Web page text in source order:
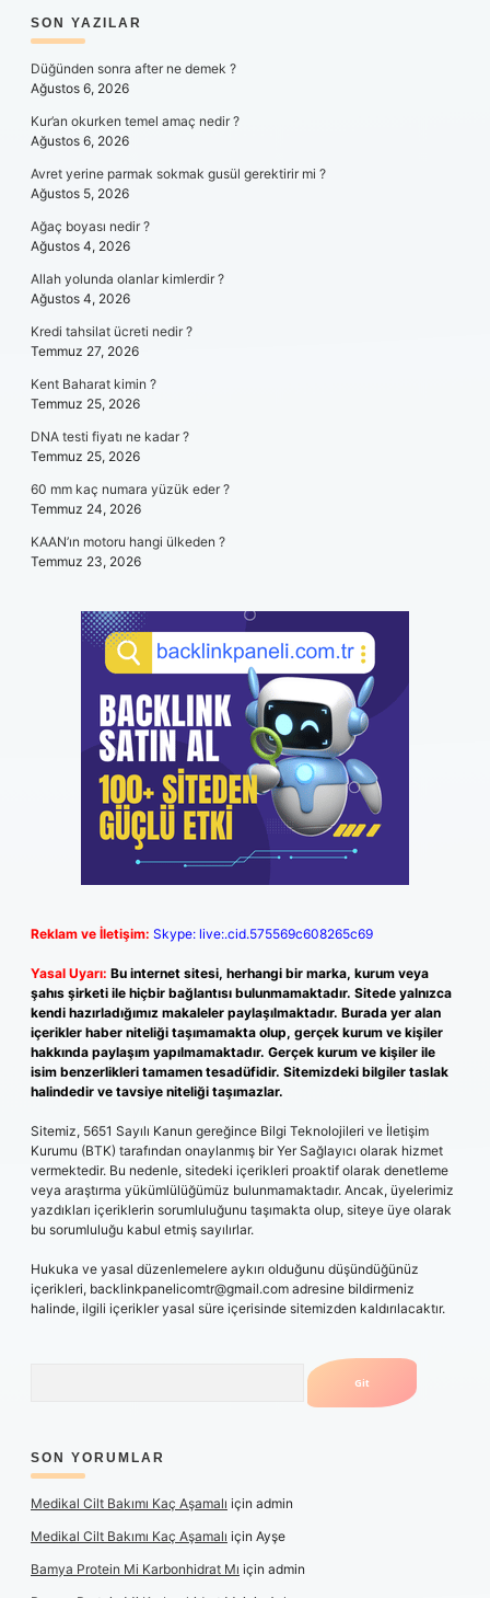
SIDEBAR
SON YAZILAR
Düğünden sonra after ne demek ?
Ağustos 6, 2026
Kur’an okurken temel amaç nedir ?
Ağustos 6, 2026
Avret yerine parmak sokmak gusül gerektirir mi ?
Ağustos 5, 2026
Ağaç boyası nedir ?
Ağustos 4, 2026
Allah yolunda olanlar kimlerdir ?
Ağustos 4, 2026
Kredi tahsilat ücreti nedir ?
Temmuz 27, 2026
Kent Baharat kimin ?
Temmuz 25, 2026
DNA testi fiyatı ne kadar ?
Temmuz 25, 2026
60 mm kaç numara yüzük eder ?
Temmuz 24, 2026
KAAN’ın motoru hangi ülkeden ?
Temmuz 23, 2026
Reklam ve İletişim: Skype: live:.cid.575569c608265c69
Yasal Uyarı: Bu internet sitesi, herhangi bir marka, kurum veya
şahıs şirketi ile hiçbir bağlantısı bulunmamaktadır. Sitede yalnızca
kendi hazırladığımız makaleler paylaşılmaktadır. Burada yer alan
içerikler haber niteliği taşımamakta olup, gerçek kurum ve kişiler
hakkında paylaşım yapılmamaktadır. Gerçek kurum ve kişiler ile
isim benzerlikleri tamamen tesadüfidir. Sitemizdeki bilgiler taslak
halindedir ve tavsiye niteliği taşımazlar.
Sitemiz, 5651 Sayılı Kanun gereğince Bilgi Teknolojileri ve İletişim
Kurumu (BTK) tarafından onaylanmış bir Yer Sağlayıcı olarak hizmet
vermektedir. Bu nedenle, sitedeki içerikleri proaktif olarak denetleme
veya araştırma yükümlülüğümüz bulunmamaktadır. Ancak, üyelerimiz
yazdıkları içeriklerin sorumluluğunu taşımakta olup, siteye üye olarak
bu sorumluluğu kabul etmiş sayılırlar.
Hukuka ve yasal düzenlemelere aykırı olduğunu düşündüğünüz
içerikleri, backlinkpanelicomtr@gmail.com adresine bildirmeniz
halinde, ilgili içerikler yasal süre içerisinde sitemizden kaldırılacaktır.
SON YORUMLAR
Medikal Cilt Bakımı Kaç Aşamalı için admin
Medikal Cilt Bakımı Kaç Aşamalı için Ayşe
Bamya Protein Mi Karbonhidrat Mı için admin